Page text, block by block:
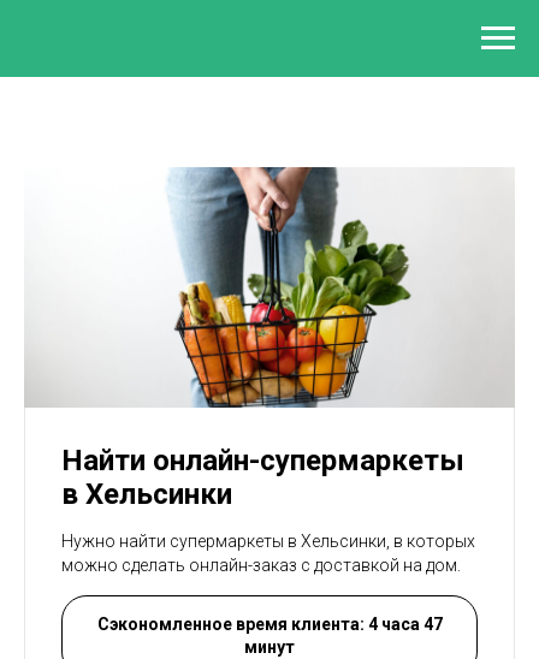
Найти онлайн-супермаркеты
в Хельсинки
Нужно найти супермаркеты в Хельсинки, в которых
можно сделать онлайн-заказ с доставкой на дом.
Сэкономленное время клиента: 4 часа 47
минут